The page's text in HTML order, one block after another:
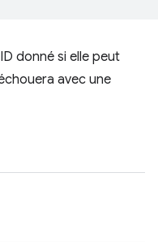
donné si elle peut
avec une